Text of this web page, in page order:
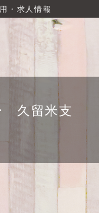
・求人情報
久留米支